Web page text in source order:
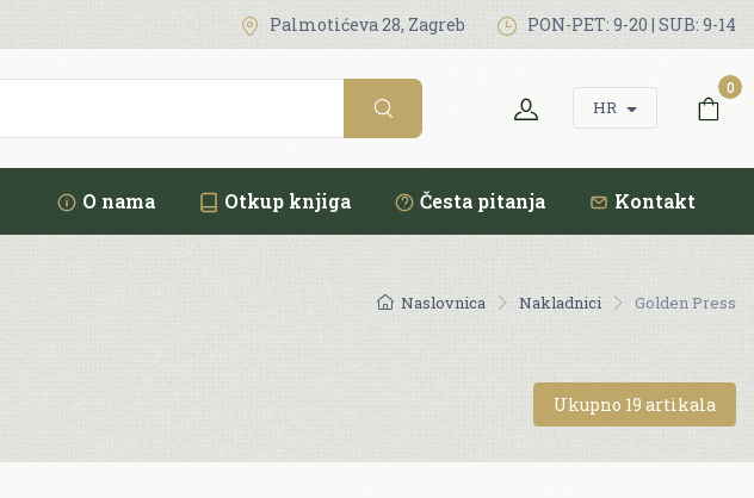
Palmotićeva 28, Zagreb PON-PET: 9-20 | SUB: 9-14
HR
0
O nama Otkup knjiga Česta pitanja Kontakt
Naslovnica Nakladnici Golden Press
Ukupno 19 artikala